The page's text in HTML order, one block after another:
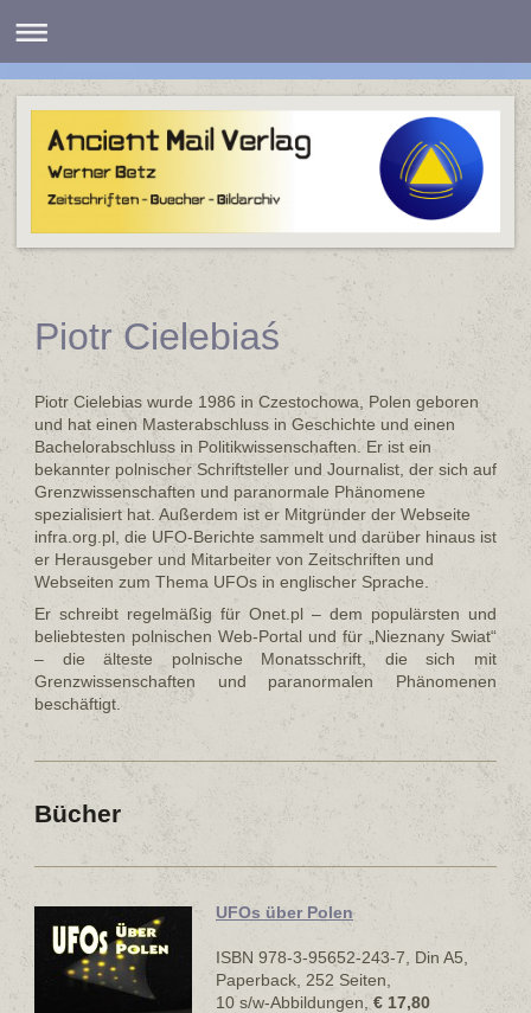
Piotr Cielebiaś
Piotr Cielebias wurde 1986 in Czestochowa, Polen geboren
und hat einen Masterabschluss in Geschichte und einen
Bachelorabschluss in Politikwissenschaften. Er ist ein
bekannter polnischer Schriftsteller und Journalist, der sich auf
Grenzwissenschaften und paranormale Phänomene
spezialisiert hat. Außerdem ist er Mitgründer der Webseite
infra.org.pl, die UFO-Berichte sammelt und darüber hinaus ist
er Herausgeber und Mitarbeiter von Zeitschriften und
Webseiten zum Thema UFOs in englischer Sprache.
Er schreibt regelmäßig für Onet.pl – dem populärsten und
beliebtesten polnischen Web-Portal und für „Nieznany Swiat“
– die älteste polnische Monatsschrift, die sich mit
Grenzwissenschaften und paranormalen Phänomenen
beschäftigt.
Bücher
UFOs über Polen
ISBN 978-3-95652-243-7, Din A5,
Paperback, 252 Seiten,
10 s/w-Abbildungen, € 17,80